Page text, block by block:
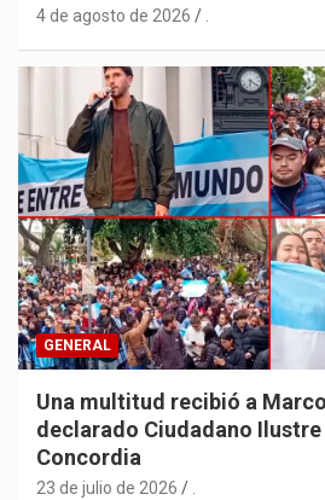
4 de agosto de 2026 .
GENERAL
Una multitud recibió a
declarado Ciudadano
Concordia
23 de julio de 2026 .